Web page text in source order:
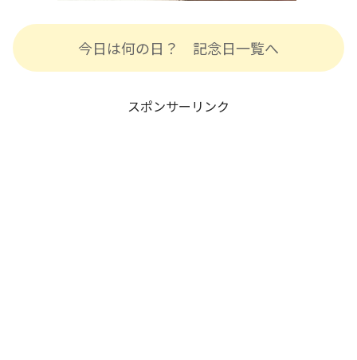
今日は何の日？ 記念日一覧へ
スポンサーリンク